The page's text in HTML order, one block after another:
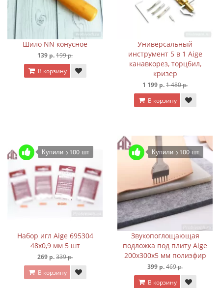
Шило NN конусное
139 р.199 р.
В корзину
Универсальный
инструмент 5 в 1 Aige
канавкорез, торцбил,
кризер
1 199 р.1 480 р.
В корзину
Купили >100 шт
Набор игл Aige 695304
48х0,9 мм 5 шт
269 р.339 р.
В корзину
Купили >100 шт
Звукопоглощающая
подложка под плиту Aige
200х300х5 мм полиэфир
399 р.469 р.
В корзину